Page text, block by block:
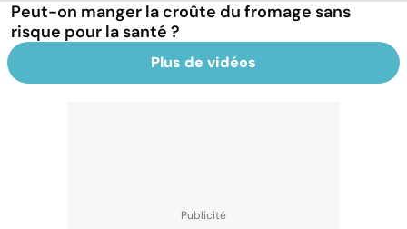
Peut-on manger la croûte du fromage sans
risque pour la santé ?
Plus de vidéos